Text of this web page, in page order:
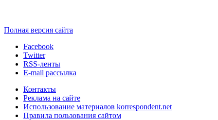
Полная версия сайта
Facebook
Twitter
RSS-ленты
E-mail рассылка
Контакты
Реклама на сайте
Использование материалов korrespondent.net
Правила пользования сайтом